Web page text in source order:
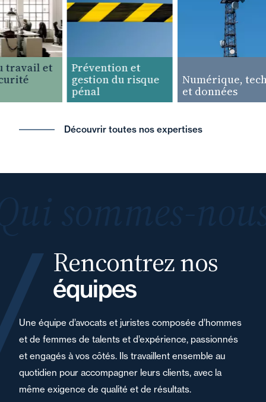
et
Prévention et
gestion du risque
pénal
Numérique, tech
et données
Découvrir toutes nos expertises
Rencontrez nos
équipes
Une équipe d’avocats et juristes composée d’hommes
et de femmes de talents et d’expérience, passionnés
et engagés à vos côtés. Ils travaillent ensemble au
quotidien pour accompagner leurs clients, avec la
même exigence de qualité et de résultats.